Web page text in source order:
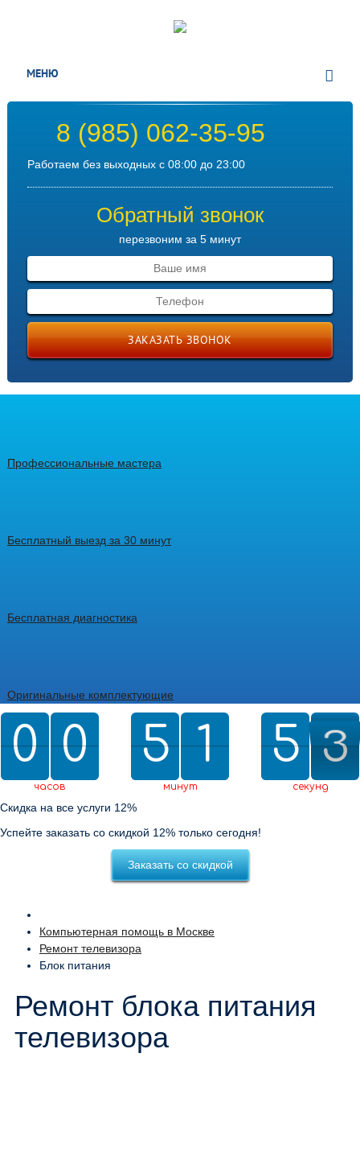
МЕНЮ
8 (985) 062-35-95
Работаем без выходных с 08:00 до 23:00
Обратный звонок
перезвоним за 5 минут
ЗАКАЗАТЬ ЗВОНОК
Профессиональные мастера
Бесплатный выезд за 30 минут
Бесплатная диагностика
Оригинальные комплектующие
0
0 0
0
часов
5
5 2
1
1
2
минут
0
5
5
0 2
1
1
2
секунд
Скидка на все услуги 12%
Успейте заказать со скидкой 12% только сегодня!
Заказать со скидкой
Компьютерная помощь в Москве
Ремонт телевизора
Блок питания
Ремонт блока питания
телевизора